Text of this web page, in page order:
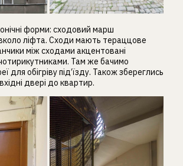
форми: сходовий марш
ліфта. Сходи мають тераццове
між сходами акцентовані
Там же бачимо
для обігріву під’їзду. Також збереглись
двері до квартир.